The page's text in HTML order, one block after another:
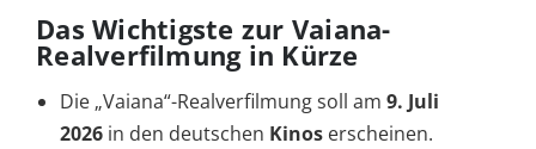
Das Wichtigste zur Vaiana-
Realverfilmung in Kürze
Die „Vaiana“-Realverfilmung soll am 9. Juli
2026 in den deutschen Kinos erscheinen.